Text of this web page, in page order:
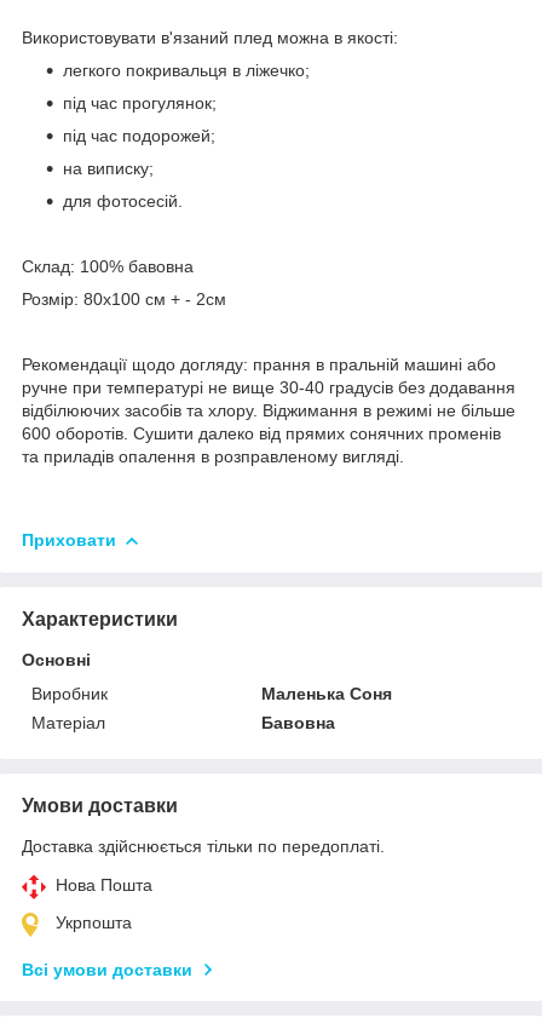
Використовувати в'язаний плед можна в якості:
легкого покривальця в ліжечко;
під час прогулянок;
під час подорожей;
на виписку;
для фотосесій.
Склад: 100% бавовна
Розмір: 80х100 см + - 2см
Рекомендації щодо догляду: прання в пральній машині або
ручне при температурі не вище 30-40 градусів без додавання
відбілюючих засобів та хлору. Віджимання в режимі не більше
600 оборотів. Сушити далеко від прямих сонячних променів
та приладів опалення в розправленому вигляді.
Приховати
Характеристики
Основні
Виробник
Маленька Соня
Матеріал
Бавовна
Умови доставки
Доставка здійснюється тільки по передоплаті.
Нова Пошта
Укрпошта
Всі умови доставки